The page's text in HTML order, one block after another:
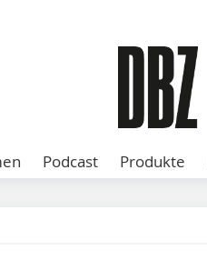
Podcast Produkte